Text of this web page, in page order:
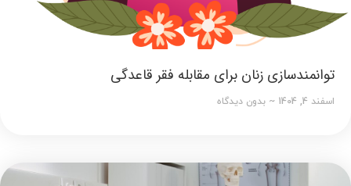
توانمندسازی زنان برای مقابله فقر قاعدگی
اسفند 4, 1404 بدون دیدگاه